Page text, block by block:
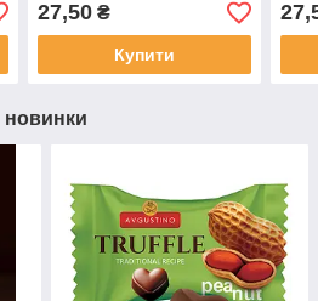
27,50₴
Купити
новинки